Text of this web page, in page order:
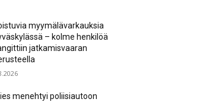
myymälävarkauksia
– kolme henkilöä
jatkamisvaaran
menehtyi poliisiautoon